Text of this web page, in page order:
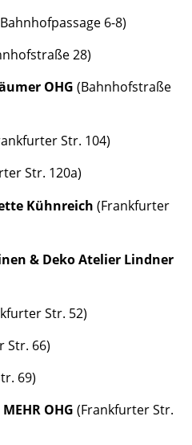
6-8)
28)
OHG (Bahnhofstraße
Str. 104)
Str. 120a)
Kühnreich (Frankfurter
& Deko Atelier Lindner
Str. 52)
Str. 66)
69)
OHG (Frankfurter Str.